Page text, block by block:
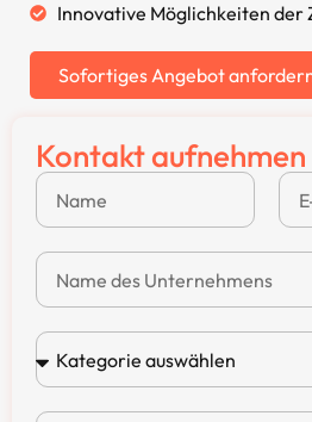
Innovative Möglichkeiten der
Sofortiges Angebot
Kontakt aufnehmen